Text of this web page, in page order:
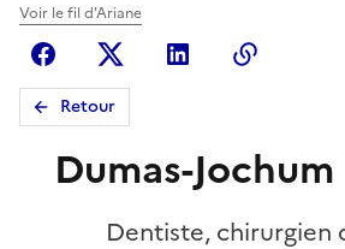
Voir le fil d'Ariane
FacebookX (anciennement
Linkedin
Retour
Dumas-
Dentiste, chirurgien